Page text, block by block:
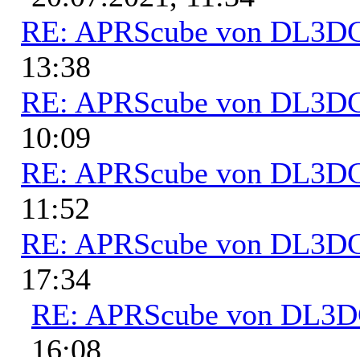
RE: APRScube von
13:38
RE: APRScube von
10:09
RE: APRScube von
11:52
RE: APRScube von
17:34
RE: APRScube von
16:08